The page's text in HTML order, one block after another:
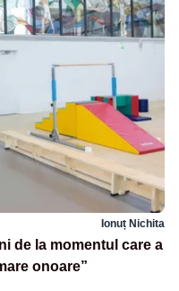
Ionuț Nichita
de la momentul care a
onoare”